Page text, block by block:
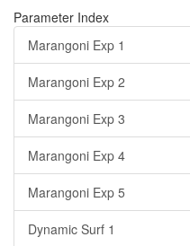
Parameter Index
Marangoni Exp 1
Marangoni Exp 2
Marangoni Exp 3
Marangoni Exp 4
Marangoni Exp 5
Dynamic Surf 1